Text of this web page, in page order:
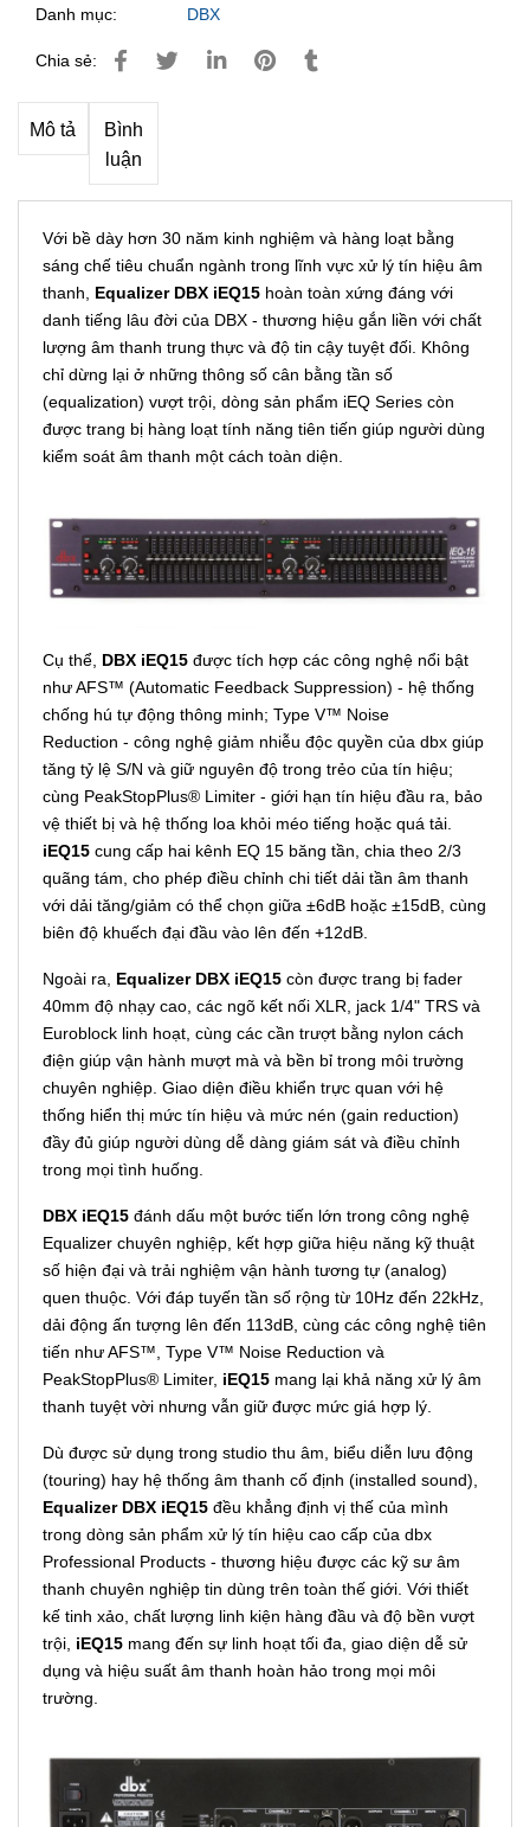
Danh mục: DBX
Chia sẻ:
Mô tả
Bình
luận
Với bề dày hơn 30 năm kinh nghiệm và hàng loạt bằng
sáng chế tiêu chuẩn ngành trong lĩnh vực xử lý tín hiệu âm
thanh, Equalizer DBX iEQ15 hoàn toàn xứng đáng với
danh tiếng lâu đời của DBX - thương hiệu gắn liền với chất
lượng âm thanh trung thực và độ tin cậy tuyệt đối. Không
chỉ dừng lại ở những thông số cân bằng tần số
(equalization) vượt trội, dòng sản phẩm iEQ Series còn
được trang bị hàng loạt tính năng tiên tiến giúp người dùng
kiểm soát âm thanh một cách toàn diện.
Cụ thể, DBX iEQ15 được tích hợp các công nghệ nổi bật
như AFS™ (Automatic Feedback Suppression) - hệ thống
chống hú tự động thông minh; Type V™ Noise
Reduction - công nghệ giảm nhiễu độc quyền của dbx giúp
tăng tỷ lệ S/N và giữ nguyên độ trong trẻo của tín hiệu;
cùng PeakStopPlus® Limiter - giới hạn tín hiệu đầu ra, bảo
vệ thiết bị và hệ thống loa khỏi méo tiếng hoặc quá tải.
iEQ15 cung cấp hai kênh EQ 15 băng tần, chia theo 2/3
quãng tám, cho phép điều chỉnh chi tiết dải tần âm thanh
với dải tăng/giảm có thể chọn giữa ±6dB hoặc ±15dB, cùng
biên độ khuếch đại đầu vào lên đến +12dB.
Ngoài ra, Equalizer DBX iEQ15 còn được trang bị fader
40mm độ nhạy cao, các ngõ kết nối XLR, jack 1/4" TRS và
Euroblock linh hoạt, cùng các cần trượt bằng nylon cách
điện giúp vận hành mượt mà và bền bỉ trong môi trường
chuyên nghiệp. Giao diện điều khiển trực quan với hệ
thống hiển thị mức tín hiệu và mức nén (gain reduction)
đầy đủ giúp người dùng dễ dàng giám sát và điều chỉnh
trong mọi tình huống.
DBX iEQ15 đánh dấu một bước tiến lớn trong công nghệ
Equalizer chuyên nghiệp, kết hợp giữa hiệu năng kỹ thuật
số hiện đại và trải nghiệm vận hành tương tự (analog)
quen thuộc. Với đáp tuyến tần số rộng từ 10Hz đến 22kHz,
dải động ấn tượng lên đến 113dB, cùng các công nghệ tiên
tiến như AFS™, Type V™ Noise Reduction và
PeakStopPlus® Limiter, iEQ15 mang lại khả năng xử lý âm
thanh tuyệt vời nhưng vẫn giữ được mức giá hợp lý.
Dù được sử dụng trong studio thu âm, biểu diễn lưu động
(touring) hay hệ thống âm thanh cố định (installed sound),
Equalizer DBX iEQ15 đều khẳng định vị thế của mình
trong dòng sản phẩm xử lý tín hiệu cao cấp của dbx
Professional Products - thương hiệu được các kỹ sư âm
thanh chuyên nghiệp tin dùng trên toàn thế giới. Với thiết
kế tinh xảo, chất lượng linh kiện hàng đầu và độ bền vượt
trội, iEQ15 mang đến sự linh hoạt tối đa, giao diện dễ sử
dụng và hiệu suất âm thanh hoàn hảo trong mọi môi
trường.